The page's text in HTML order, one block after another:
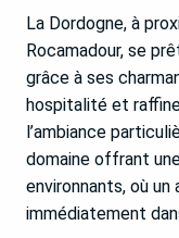
La Dordogne, à
Rocamadour, se
grâce à ses
hospitalité et
l’ambiance
domaine offrant
environnants, où
immédiatement